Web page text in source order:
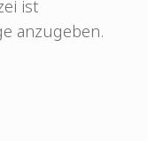
ist
anzugeben.